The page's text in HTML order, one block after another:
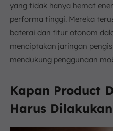
yang tidak hanya hemat
performa tinggi. Mereka
baterai dan fitur otonom
menciptakan jaringan
mendukung penggunaan
Kapan Product
Harus